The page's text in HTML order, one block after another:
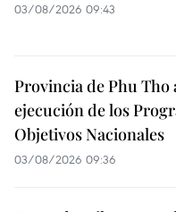
03/08/2026 09:43
Provincia de Phu Tho
ejecución de los
Objetivos Nacionales
03/08/2026 09:36